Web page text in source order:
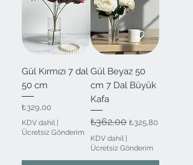
Gül Kırmızı 7 dal
50 cm
Fiyat
₺329,00
KDV dahil |
Ücretsiz Gönderim
Gül Beyaz 50
cm 7 Dal Büyük
Kafa
Normal Fiyat
₺362,00 İndirimli Fiyat
₺325,80
KDV dahil |
Ücretsiz Gönderim